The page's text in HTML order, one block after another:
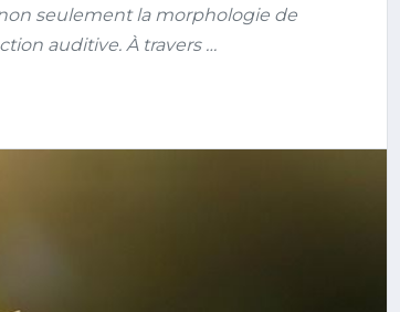
seulement la morphologie de
auditive. À travers …